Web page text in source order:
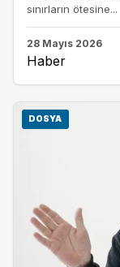
sınırların ötesine...
28 Mayıs 2026
Haber
DOSYA